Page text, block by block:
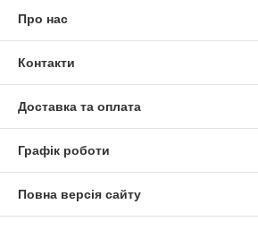
Про нас
Контакти
Доставка та оплата
Графік роботи
Повна версія сайту